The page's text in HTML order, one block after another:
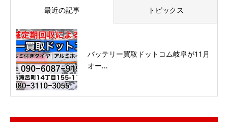
最近の記事 トピックス
バッテリー買取ドットコム岐阜が11月
オー...